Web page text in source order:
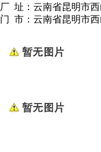
厂 址：云南省昆明市
门 市：云南省昆明市